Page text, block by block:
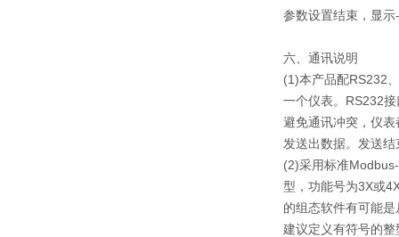
参数设置结束，显
六、通讯说明
(1)本产品配RS232
一个仪表。RS232
避免通讯冲突，仪
发送出数据。发送
(2)采用标准
型，功能号为3X或
的组态软件有可能
建议定义有符号的